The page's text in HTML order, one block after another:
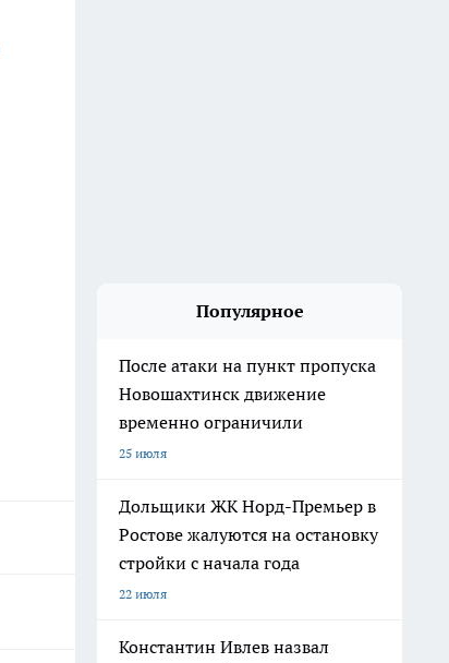
Популярное
После атаки на пункт пропуска
Новошахтинск движение
временно ограничили
25 июля
Дольщики ЖК Норд-Премьер в
Ростове жалуются на остановку
стройки с начала года
22 июля
Константин Ивлев назвал